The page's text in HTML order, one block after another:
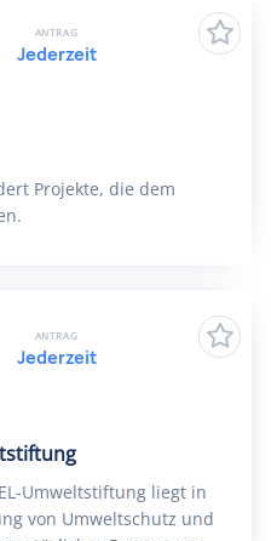
Projekte, die dem
ANTRAG
Jederzeit
Umweltstiftung liegt in
von Umweltschutz und
ANTRAG
Jederzeit